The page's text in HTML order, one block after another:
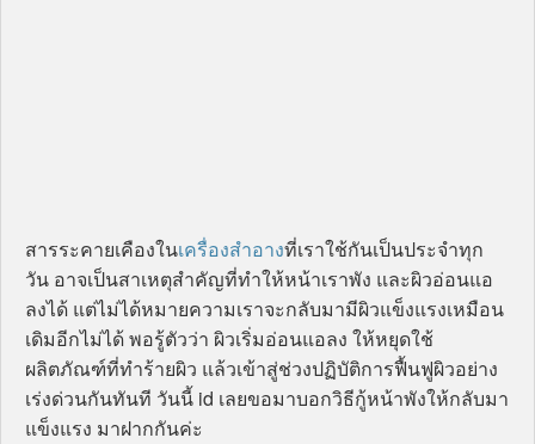
สารระคายเคืองในเครื่องสำอางที่เราใช้กันเป็นประจำทุก
วัน อาจเป็นสาเหตุสำคัญที่ทำให้หน้าเราพัง และผิวอ่อนแอ
ลงได้ แต่ไม่ได้หมายความเราจะกลับมามีผิวแข็งแรงเหมือน
เดิมอีกไม่ได้ พอรู้ตัวว่า ผิวเริ่มอ่อนแอลง ให้หยุดใช้
ผลิตภัณฑ์ที่ทำร้ายผิว แล้วเข้าสู่ช่วงปฏิบัติการฟื้นฟูผิวอย่าง
เร่งด่วนกันทันที วันนี้ id เลยขอมาบอกวิธีกู้หน้าพังให้กลับมา
แข็งแรง มาฝากกันค่ะ